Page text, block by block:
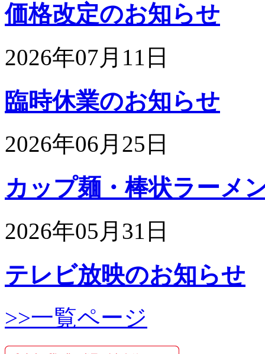
価格改定のお知らせ
2026年07月11日
臨時休業のお知らせ
2026年06月25日
カップ麺・棒状ラーメ
2026年05月31日
テレビ放映のお知らせ
>>一覧ページ